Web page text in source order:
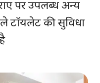
पर उपलब्ध अन्य
टॉयलेट की सुविधा